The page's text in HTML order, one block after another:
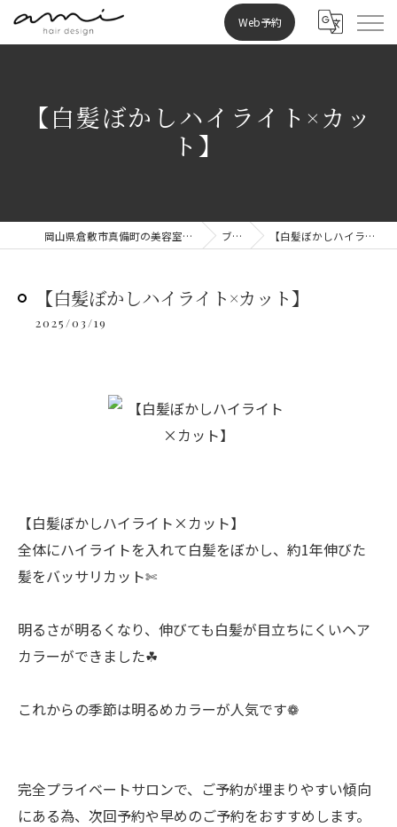
Web予約
【白髪ぼかしハイライト×カッ
ト】
岡山県倉敷市真備町の美容室ならami hair design ブログ 【白髪ぼかしハイライト×カット】
【白髪ぼかしハイライト×カット】
2025/03/19
【白髪ぼかしハイライト×カット】
全体にハイライトを入れて白髪をぼかし、約1年伸びた
髪をバッサリカット✄
明るさが明るくなり、伸びても白髪が目立ちにくいヘア
カラーができました☘︎
これからの季節は明るめカラーが人気です❁
完全プライベートサロンで、ご予約が埋まりやすい傾向
にある為、次回予約や早めのご予約をおすすめします。